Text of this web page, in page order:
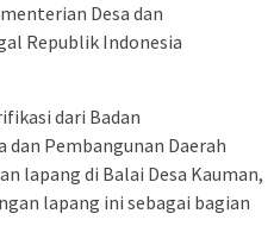
Desa dan
Republik Indonesia
dari Badan
Pembangunan Daerah
lapang di Balai Desa Kauman,
lapang ini sebagai bagian